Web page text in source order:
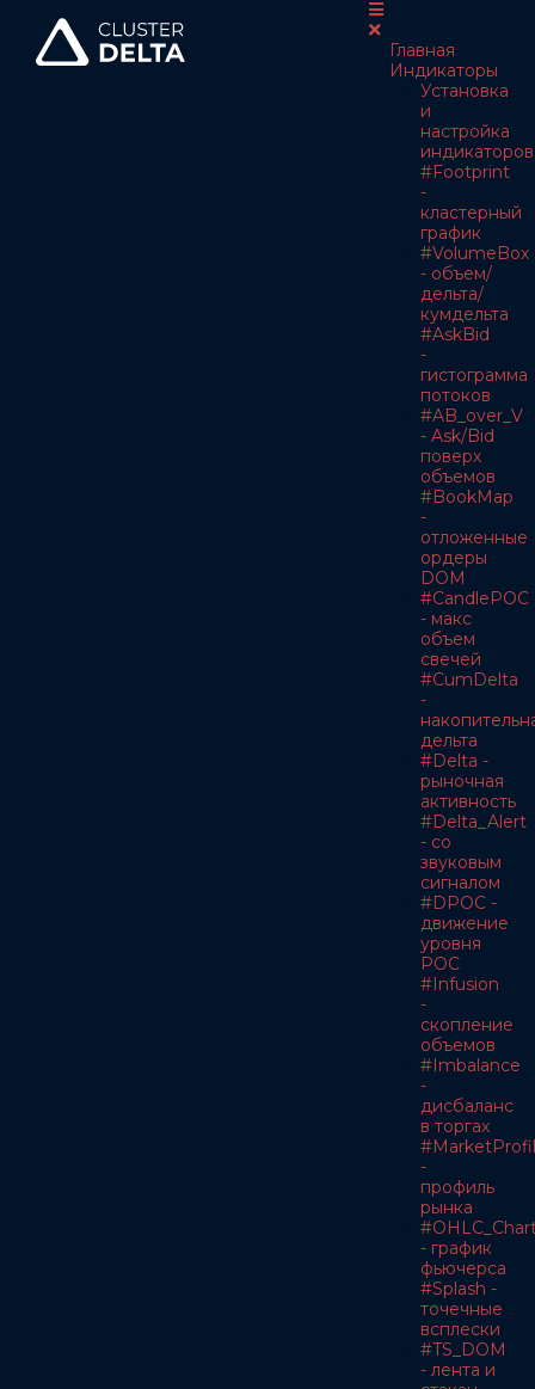
Главная
Индикаторы
Установка
и
настройка
индикаторов
#Footprint
-
кластерный
график
#VolumeBox
- объем/
дельта/
кумдельта
#AskBid
-
гистограмма
потоков
#AB_over_V
- Ask/Bid
поверх
объемов
#BookMap
-
отложенные
ордеры
DOM
#CandlePOC
- макс
объем
свечей
#CumDelta
-
дельта
#Delta -
рыночная
активность
#Delta_Alert
- со
звуковым
сигналом
#DPOC -
движение
уровня
POC
#Infusion
-
скопление
объемов
#Imbalance
-
дисбаланс
в торгах
-
профиль
рынка
- график
фьючерса
#Splash -
точечные
всплески
#TS_DOM
- лента и